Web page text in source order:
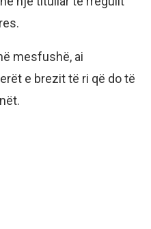
mesfushë, ai
e brezit të ri që do të